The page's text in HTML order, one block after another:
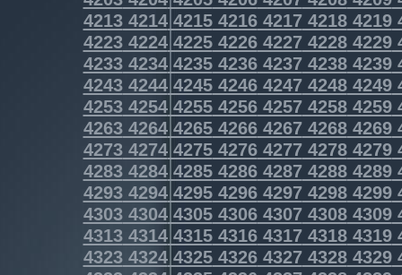
4213421442154216421742184219
4223422442254226422742284229
4233423442354236423742384239
4243424442454246424742484249
4253425442554256425742584259
4263426442654266426742684269
4273427442754276427742784279
4283428442854286428742884289
4293429442954296429742984299
4303430443054306430743084309
4313431443154316431743184319
4323432443254326432743284329